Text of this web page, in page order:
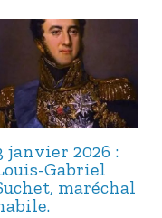
janvier 2026 :
Gabriel
maréchal